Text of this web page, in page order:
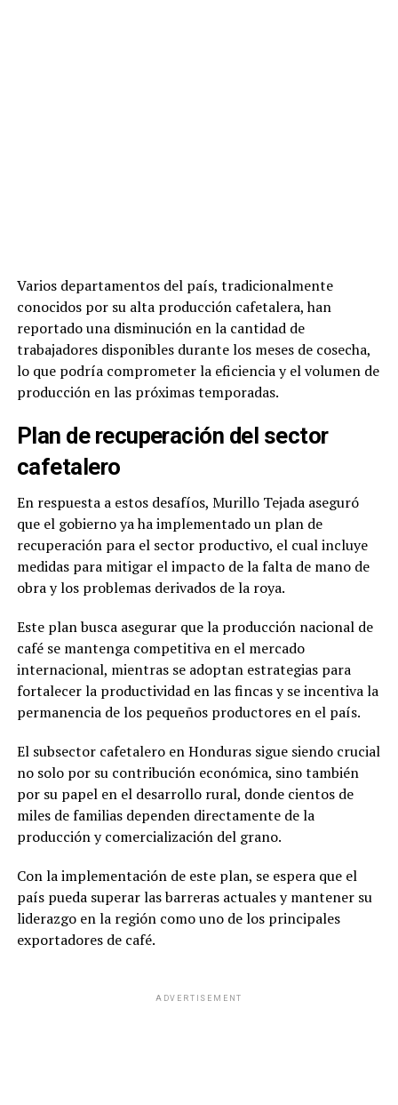
Varios departamentos del país, tradicionalmente
conocidos por su alta producción cafetalera, han
reportado una disminución en la cantidad de
trabajadores disponibles durante los meses de cosecha,
lo que podría comprometer la eficiencia y el volumen de
producción en las próximas temporadas.
Plan de recuperación del sector
cafetalero
En respuesta a estos desafíos, Murillo Tejada aseguró
que el gobierno ya ha implementado un plan de
recuperación para el sector productivo, el cual incluye
medidas para mitigar el impacto de la falta de mano de
obra y los problemas derivados de la roya.
Este plan busca asegurar que la producción nacional de
café se mantenga competitiva en el mercado
internacional, mientras se adoptan estrategias para
fortalecer la productividad en las fincas y se incentiva la
permanencia de los pequeños productores en el país.
El subsector cafetalero en Honduras sigue siendo crucial
no solo por su contribución económica, sino también
por su papel en el desarrollo rural, donde cientos de
miles de familias dependen directamente de la
producción y comercialización del grano.
Con la implementación de este plan, se espera que el
país pueda superar las barreras actuales y mantener su
liderazgo en la región como uno de los principales
exportadores de café.
ADVERTISEMENT